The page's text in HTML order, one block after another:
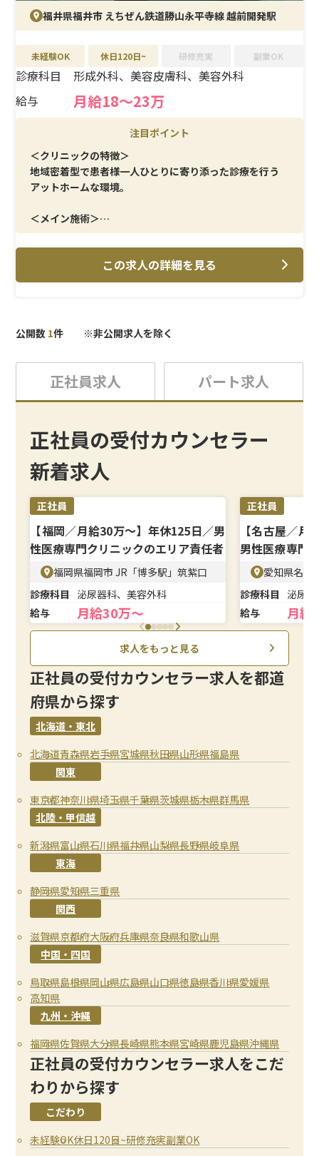
福井県福井市 えちぜん鉄道勝山永平寺線 越前開発駅
未経験OK 休日120日~ 研修充実 副業OK
診療科目
形成外科、美容皮膚科、美容外科
給与
月給18〜23万
注目ポイント
＜クリニックの特徴＞
地域密着型で患者様一人ひとりに寄り添った診療を行う
アットホームな環境。
＜メイン施術＞
美容皮膚科・一般皮膚科を中心とした幅広い施術に対
応。
＜研修制度＞
＜待遇＞
社会保険完備・スタッフ割引制度・ユニフォーム貸与な
ど充実。
この求人の詳細を見る
公開数 1件 ※非公開求人を除く
正社員求人 パート求人
正社員の受付カウンセラー
新着求人
正社員
【福岡／月給30万〜】年休125日／男
性医療専門クリニックのエリア責任者
福岡県福岡市 JR「博多駅」筑紫口
診療科目
泌尿器科、美容外科
給与
月給30万〜
正社員
【名古屋／月
男性医療専門
者
愛知県名古
診療科目
泌尿
給与
月給
求人をもっと見る
正社員の受付カウンセラー求人を都道
府県から探す
北海道・東北
北海道青森県岩手県宮城県秋田県山形県福島県
関東
東京都神奈川県埼玉県千葉県茨城県栃木県群馬県
北陸・甲信越
新潟県富山県石川県福井県山梨県長野県岐阜県
東海
静岡県愛知県三重県
関西
滋賀県京都府大阪府兵庫県奈良県和歌山県
中国・四国
鳥取県島根県岡山県広島県山口県徳島県香川県愛媛県
高知県
九州・沖縄
福岡県佐賀県大分県長崎県熊本県宮崎県鹿児島県沖縄県
正社員の受付カウンセラー求人をこだ
わりから探す
こだわり
未経験OK休日120日~研修充実副業OK